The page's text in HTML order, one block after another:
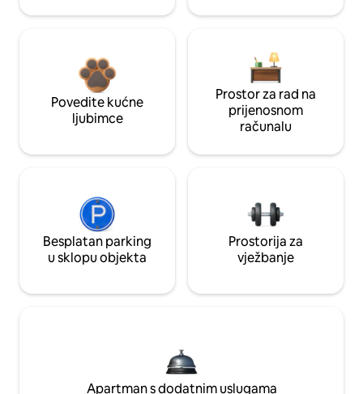
Povedite kućne
ljubimce
Prostor za rad na
prijenosnom
računalu
Besplatan parking
u sklopu objekta
Prostorija za
vježbanje
Apartman s dodatnim uslugama